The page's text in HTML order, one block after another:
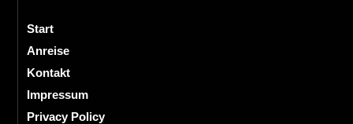
Start
Anreise
Kontakt
Impressum
Privacy Policy